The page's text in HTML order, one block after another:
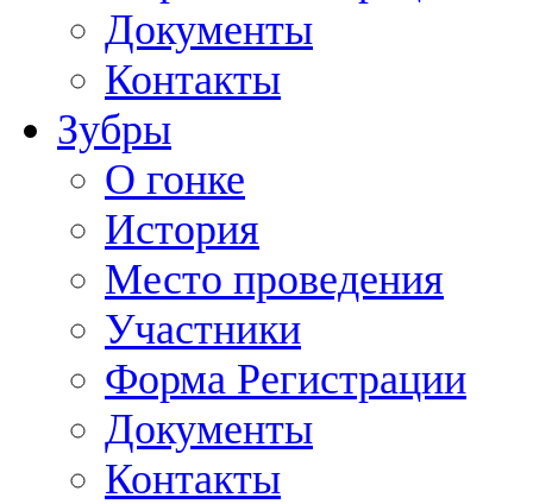
Документы
Контакты
Зубры
О гонке
История
Место проведения
Участники
Форма Регистрации
Документы
Контакты